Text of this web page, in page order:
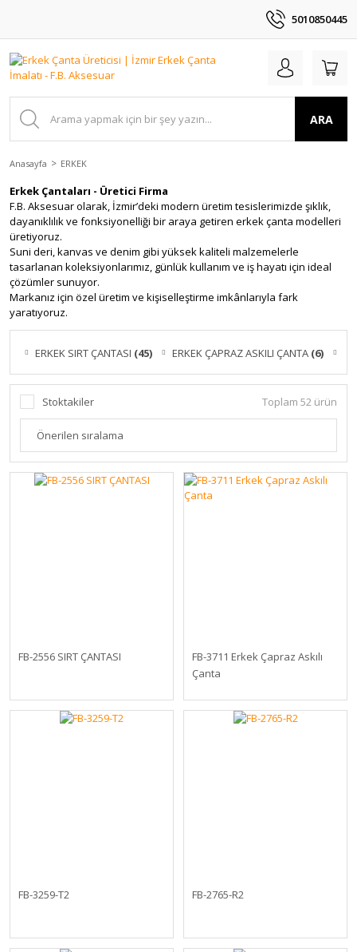
5010850445
ARA
Anasayfa ERKEK
Erkek Çantaları - Üretici Firma
F.B. Aksesuar olarak, İzmir’deki modern üretim tesislerimizde şıklık,
dayanıklılık ve fonksiyonelliği bir araya getiren erkek çanta modelleri
üretiyoruz.
Suni deri, kanvas ve denim gibi yüksek kaliteli malzemelerle
tasarlanan koleksiyonlarımız, günlük kullanım ve iş hayatı için ideal
çözümler sunuyor.
Markanız için özel üretim ve kişiselleştirme imkânlarıyla fark
yaratıyoruz.
ERKEK SIRT ÇANTASI (45) ERKEK ÇAPRAZ ASKILI ÇANTA (6)
Stoktakiler Toplam 52 ürün
FB-2556 SIRT ÇANTASI
FB-3711 Erkek Çapraz Askılı
Çanta
FB-3259-T2 FB-2765-R2